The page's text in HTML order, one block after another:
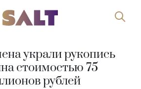
украли рукопись
стоимостью 75
рублей